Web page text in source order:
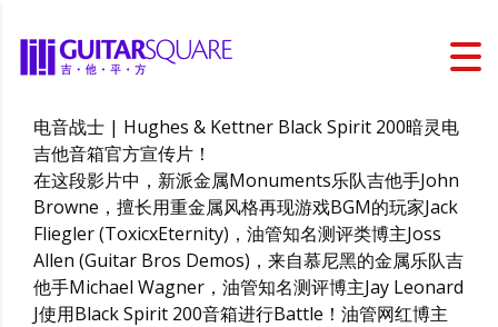
电音战士 | Hughes & Kettner Black Spirit 200暗灵电
吉他音箱官方宣传片！
在这段影片中，新派金属Monuments乐队吉他手John
Browne，擅长用重金属风格再现游戏BGM的玩家Jack
Fliegler (ToxicxEternity)，油管知名测评类博主Joss
Allen (Guitar Bros Demos)，来自慕尼黑的金属乐队吉
他手Michael Wagner，油管知名测评博主Jay Leonard
J使用Black Spirit 200音箱进行Battle！油管网红博主